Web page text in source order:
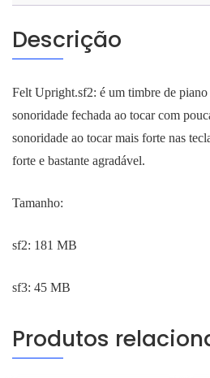
Descrição
Felt Upright.sf2: é um timbre de
sonoridade fechada ao tocar com
sonoridade ao tocar mais forte nas
forte e bastante agradável.
Tamanho:
sf2: 181 MB
sf3: 45 MB
Produtos